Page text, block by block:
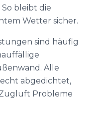
bleibt die
Wetter sicher.
sind häufig
Alle
abgedichtet,
Probleme